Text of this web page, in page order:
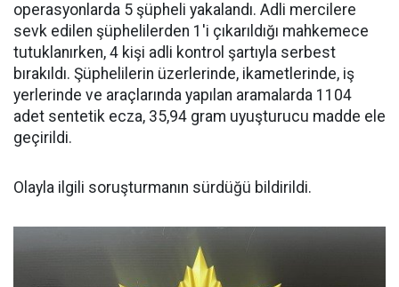
operasyonlarda 5 şüpheli yakalandı. Adli mercilere
sevk edilen şüphelilerden 1'i çıkarıldığı mahkemece
tutuklanırken, 4 kişi adli kontrol şartıyla serbest
bırakıldı. Şüphelilerin üzerlerinde, ikametlerinde, iş
yerlerinde ve araçlarında yapılan aramalarda 1104
adet sentetik ecza, 35,94 gram uyuşturucu madde ele
geçirildi.
Olayla ilgili soruşturmanın sürdüğü bildirildi.